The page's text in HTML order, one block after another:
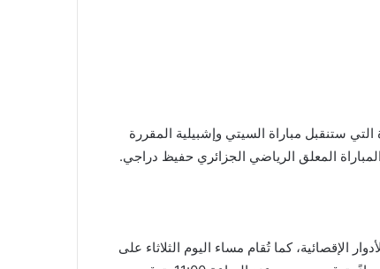
ستنقبل مباراة السيتي وإشبيلية المقررة
الإقصائية، كما تُقام مساء اليوم الثلاثاء على